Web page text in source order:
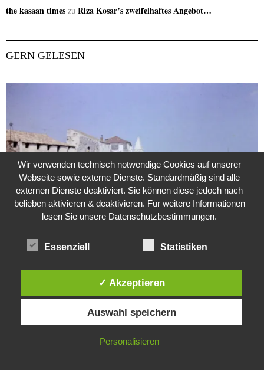
the kasaan times zu Riza Kosar’s zweifelhaftes Angebot…
GERN GELESEN
Diese Website verwendet Cookies. Durch die weitere Nutzung dieser
Website stimmst du der Verwendung von Cookies zu.
IN ORDNUNG
Wir verwenden technisch notwendige Cookies auf unserer
Webseite sowie externe Dienste. Standardmäßig sind alle
externen Dienste deaktiviert. Sie können diese jedoch nach
belieben aktivieren & deaktivieren. Für weitere Informationen
lesen Sie unsere Datenschutzbestimmungen.
Essenziell Statistiken
✓ Akzeptieren
Auswahl speichern
Personalisieren